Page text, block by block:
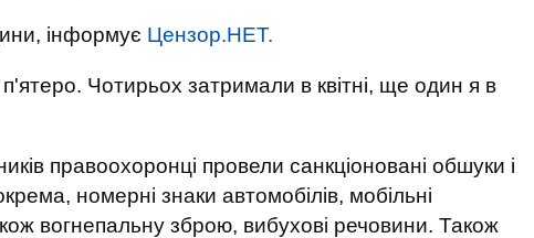
інформує Цензор.НЕТ.
Чотирьох затримали в квітні, ще один я в
правоохоронці провели санкціоновані обшуки і
номерні знаки автомобілів, мобільні
вогнепальну зброю, вибухові речовини. Також